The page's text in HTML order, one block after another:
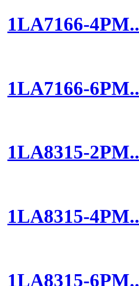
1LA7166-4PM..
1LA7166-6PM..
1LA8315-2PM..
1LA8315-4PM..
1LA8315-6PM..